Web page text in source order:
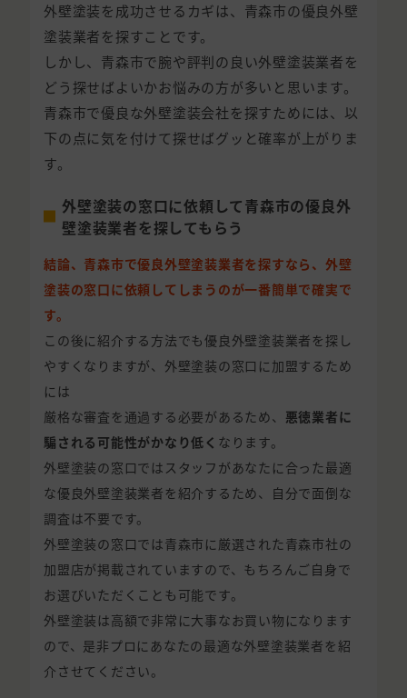
外壁塗装を成功させるカギは、青森市の優良外壁
塗装業者を探すことです。
しかし、青森市で腕や評判の良い外壁塗装業者を
どう探せばよいかお悩みの方が多いと思います。
青森市で優良な外壁塗装会社を探すためには、以
下の点に気を付けて探せばグッと確率が上がりま
す。
外壁塗装の窓口に依頼して青森市の優良外
壁塗装業者を探してもらう
結論、青森市で優良外壁塗装業者を探すなら、外壁
塗装の窓口に依頼してしまうのが一番簡単で確実で
す。
この後に紹介する方法でも優良外壁塗装業者を探し
やすくなりますが、外壁塗装の窓口に加盟するため
には
厳格な審査を通過する必要があるため、 悪徳業者に
騙される可能性がかなり低く なります。
外壁塗装の窓口ではスタッフがあなたに合った最適
な優良外壁塗装業者を紹介するため、自分で面倒な
調査は不要です。
外壁塗装の窓口では青森市に厳選された青森市社の
加盟店が掲載されていますので、もちろんご自身で
お選びいただくことも可能です。
外壁塗装は高額で非常に大事なお買い物になります
ので、是非プロにあなたの最適な外壁塗装業者を紹
介させてください。